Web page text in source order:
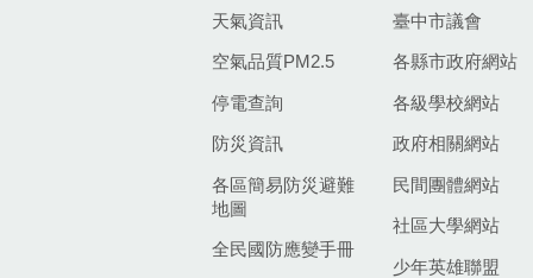
天氣資訊
空氣品質PM2.5
停電查詢
防災資訊
各區簡易防災避難
地圖
全民國防應變手冊
臺中市議會
各縣市政府網站
各級學校網站
政府相關網站
民間團體網站
社區大學網站
少年英雄聯盟